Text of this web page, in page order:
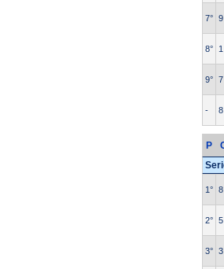
7° 9
8° 1
9° 7
- 8
P
1° 8
2° 5
3° 3